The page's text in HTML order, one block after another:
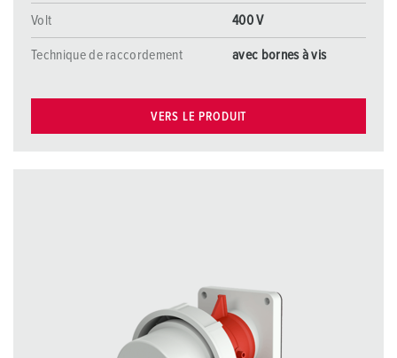
Volt 400 V
Technique de raccordement avec bornes à vis
VERS LE PRODUIT